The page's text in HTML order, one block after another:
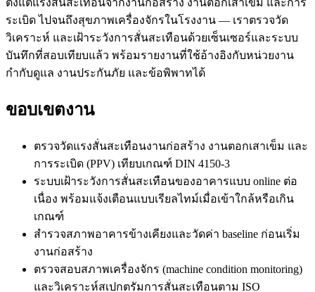
ระเบิด ไปจนถึงสุขภาพเครื่องจักรในโรงงาน — เราตรวจวัด
วิเคราะห์ และเฝ้าระวังการสั่นสะเทือนด้วยเซ็นเซอร์และระบบ
บันทึกที่สอบเทียบแล้ว พร้อมรายงานที่ใช้อ้างอิงกับหน่วยงาน
กำกับดูแล งานประกันภัย และข้อพิพาทได้
ขอบเขตงาน
ตรวจวัดแรงสั่นสะเทือนงานก่อสร้าง งานตอกเสาเข็ม และ
การระเบิด (PPV) เทียบเกณฑ์ DIN 4150-3
ระบบเฝ้าระวังการสั่นสะเทือนของอาคารแบบ online ต่อ
เนื่อง พร้อมแจ้งเตือนแบบเรียลไทม์เมื่อเข้าใกล้หรือเกิน
เกณฑ์
สำรวจสภาพอาคารข้างเคียงและวัดค่า baseline ก่อนเริ่ม
งานก่อสร้าง
ตรวจสอบสภาพเครื่องจักร (machine condition monitoring)
และวิเคราะห์สเปกตรัมการสั่นสะเทือนตาม ISO